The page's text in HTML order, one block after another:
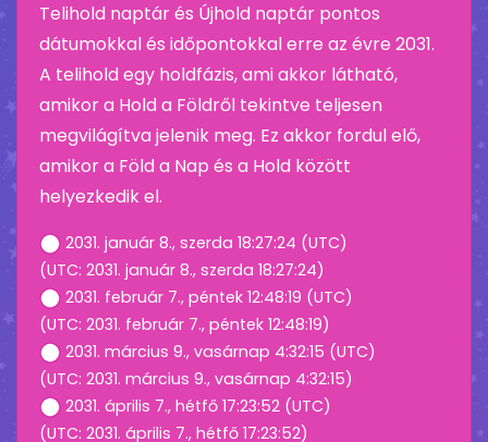
Telihold naptár és Újhold naptár pontos
dátumokkal és időpontokkal erre az évre 2031.
A telihold egy holdfázis, ami akkor látható,
amikor a Hold a Földről tekintve teljesen
megvilágítva jelenik meg. Ez akkor fordul elő,
amikor a Föld a Nap és a Hold között
helyezkedik el.
2031. január 8., szerda 18:27:24 (UTC)
(UTC: 2031. január 8., szerda 18:27:24)
2031. február 7., péntek 12:48:19 (UTC)
(UTC: 2031. február 7., péntek 12:48:19)
2031. március 9., vasárnap 4:32:15 (UTC)
(UTC: 2031. március 9., vasárnap 4:32:15)
2031. április 7., hétfő 17:23:52 (UTC)
(UTC: 2031. április 7., hétfő 17:23:52)